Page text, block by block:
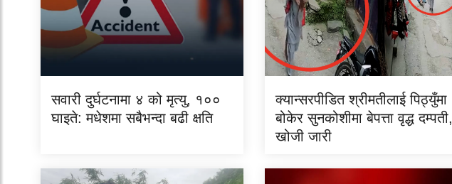
सवारी दुर्घटनामा ४ को मृत्यु, १००
घाइते: मधेशमा सबैभन्दा बढी क्षति
क्यान्सरपीडित श्रीमतीलाई पिठ्युँमा
बोकेर सुनकोशीमा बेपत्ता वृद्ध दम्पती,
खोजी जारी